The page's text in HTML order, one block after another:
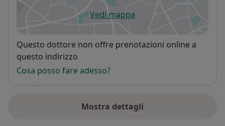
Vedi mappasi apre in una nuova scheda
Disponibilità
Questo dottore non offre prenotazioni online a
questo indirizzo
Cosa posso fare adesso?
Mostra dettagli
sull'indirizzo